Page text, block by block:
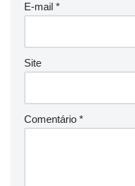
E-mail *
Site
Comentário *